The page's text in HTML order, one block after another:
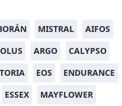
MISTRAL
AIFOS
ARGO
CALYPSO
EOS
ENDURANCE
ESSEX
MAYFLOWER